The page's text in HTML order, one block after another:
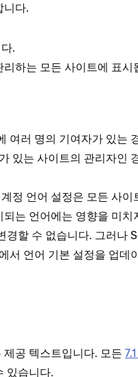
니다.
.
하는 모든 사이트에 표시
여러 명의 기여자가 있는
있는 사이트의 관리자인
정 언어 설정은 모든 사이
는 언어에는 영향을 미치
경할 수 없습니다. 그러나
서 언어 기본 설정을 업데
공 텍스트입니다. 모든
있습니다.